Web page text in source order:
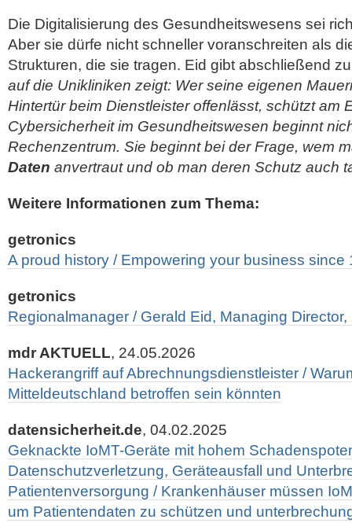
Die Digitalisierung des Gesundheitswesens sei
Aber sie dürfe nicht schneller voranschreiten als
Strukturen, die sie tragen. Eid gibt abschließend
auf die Unikliniken zeigt: Wer seine eigenen
Hintertür beim Dienstleister offenlässt, schützt am
Cybersicherheit im Gesundheitswesen beginnt
Rechenzentrum. Sie beginnt bei der Frage, wem
Daten anvertraut und ob man deren Schutz auch
Weitere Informationen zum Thema:
getronics
A proud history / Empowering your business since
getronics
Regionalmanager / Gerald Eid, Managing Director,
mdr AKTUELL, 24.05.2026
Hackerangriff auf Abrechnungsdienstleister /
Mitteldeutschland betroffen sein könnten
datensicherheit.de, 04.02.2025
Geknackte IoMT-Geräte mit hohem
Datenschutzverletzung, Geräteausfall und
Patientenversorgung / Krankenhäuser müssen
um Patientendaten zu schützen und